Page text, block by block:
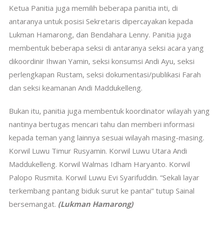
Ketua Panitia juga memilih beberapa panitia inti, di
antaranya untuk posisi Sekretaris dipercayakan kepada
Lukman Hamarong, dan Bendahara Lenny. Panitia juga
membentuk beberapa seksi di antaranya seksi acara yang
dikoordinir Ihwan Yamin, seksi konsumsi Andi Ayu, seksi
perlengkapan Rustam, seksi dokumentasi/publikasi Farah
dan seksi keamanan Andi Maddukelleng.
Bukan itu, panitia juga membentuk koordinator wilayah yang
nantinya bertugas mencari tahu dan memberi informasi
kepada teman yang lainnya sesuai wilayah masing-masing.
Korwil Luwu Timur Rusyamin. Korwil Luwu Utara Andi
Maddukelleng. Korwil Walmas Idham Haryanto. Korwil
Palopo Rusmita. Korwil Luwu Evi Syarifuddin. “Sekali layar
terkembang pantang biduk surut ke pantai” tutup Sainal
bersemangat. (Lukman Hamarong)